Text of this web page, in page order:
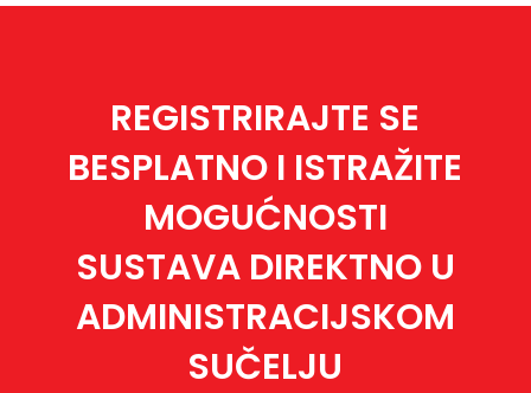
REGISTRIRAJTE SE
BESPLATNO I ISTRAŽITE
MOGUĆNOSTI
SUSTAVA DIREKTNO U
ADMINISTRACIJSKOM
SUČELJU